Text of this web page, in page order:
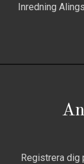
Inredning
Registrera dig